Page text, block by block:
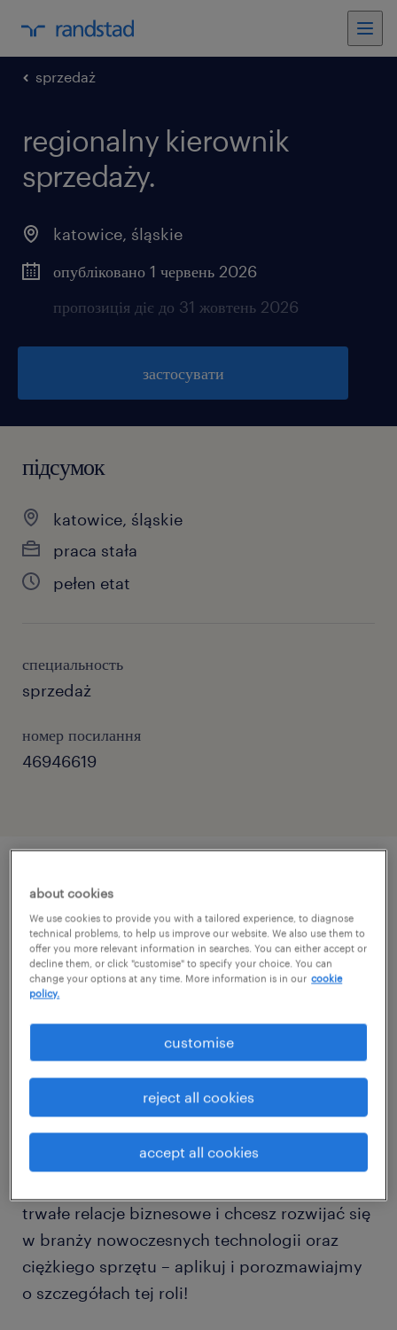
sprzedaż
regionalny kierownik
sprzedaży.
katowice, śląskie
опубліковано 1 червень 2026
пропозиція діє до 31 жовтень 2026
застосувати
підсумок
katowice, śląskie
praca stała
pełen etat
специальность
sprzedaż
номер посилання
46946619
описание должности
Dla naszego Klienta – dynamicznie
rozwijającego się dystrybutora
zaawansowanego sprzętu przeładunkowego,
recyklingowego oraz przemysłowego –
poszukujemy ambitnej i samodzielnej osoby
na stanowisko Regionalnego Kierownika
Jeśli posiadasz doświadczenie handlowe w
trwałe relacje biznesowe i chcesz rozwijać się
w branży nowoczesnych technologii oraz
ciężkiego sprzętu – aplikuj i porozmawiajmy
o szczegółach tej roli!
about cookies
We use cookies to provide you with a tailored experience, to diagnose
technical problems, to help us improve our website. We also use them to
offer you more relevant information in searches. You can either accept or
decline them, or click "customise" to specify your choice. You can
change your options at any time. More information is in our cookie
policy.
accept all cookies
reject all cookies
customise